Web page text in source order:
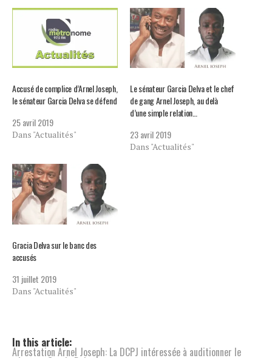
Accusé de complice d’Arnel Joseph,
le sénateur Garcia Delva se défend
25 avril 2019
Dans "Actualités"
Le sénateur Garcia Delva et le chef
de gang Arnel Joseph, au delà
d’une simple relation…
23 avril 2019
Dans "Actualités"
Gracia Delva sur le banc des
accusés
31 juillet 2019
Dans "Actualités"
In this article:
Arrestation Arnel Joseph: La DCPJ intéressée à auditionner le